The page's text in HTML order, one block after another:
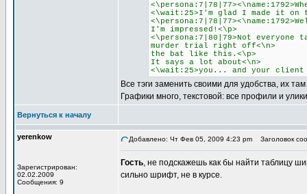
<\wait:25>I'm glad I made it on
I'm impressed!<\p>
<\persona:7|80|79>Not everyone
murder trial right off<\n>
the bat like this.<\p>
It says a lot about<\n>
<\wait:25>you... and your client
Все тэги заменить своими для удобства, их
Графики много, текстовой: все профили и
Вернуться к началу
yerenkow
Зарегистрирован:
02.02.2009
Сообщения: 9
Добавлено: Чт Фев 05, 2009 4:23 pm Заголовок
Гость, не подскажешь как бы найти таблицу
сильно шрифт, не в курсе.